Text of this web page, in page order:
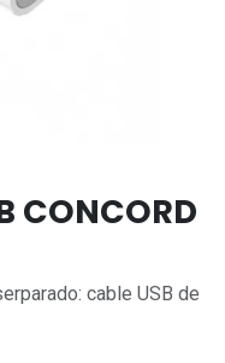
CONCORD
cable USB de